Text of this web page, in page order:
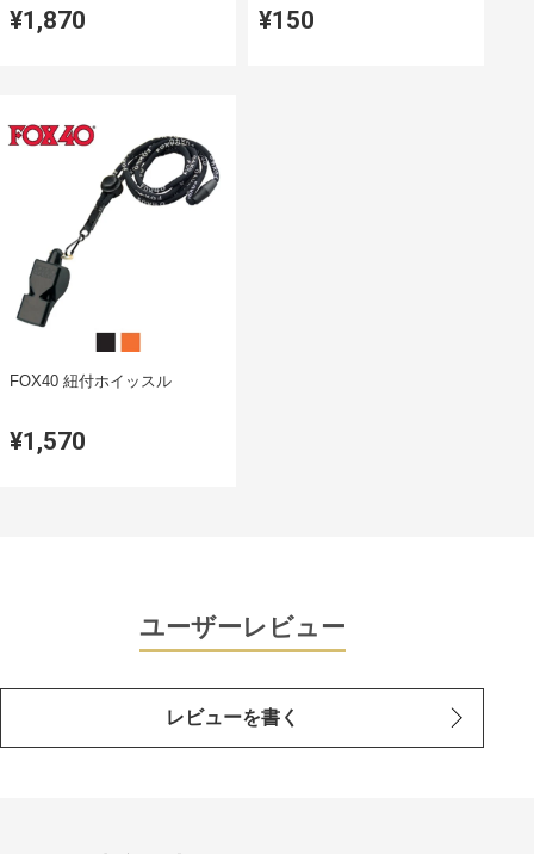
¥1,870 ¥150
FOX40 紐付ホイッスル
¥1,570
ユーザーレビュー
レビューを書く